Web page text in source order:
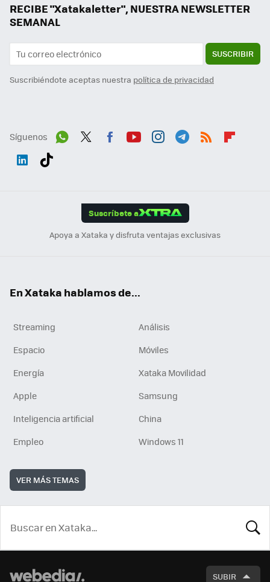
RECIBE "Xatakaletter", NUESTRA NEWSLETTER
SEMANAL
SUSCRIBIR
Suscribiéndote aceptas nuestra política de privacidad
Síguenos
Suscríbete a
Apoya a Xataka y disfruta ventajas exclusivas
En Xataka hablamos de...
Streaming
Análisis
Espacio
Móviles
Energía
Xataka Movilidad
Apple
Samsung
Inteligencia artificial
China
Empleo
Windows 11
VER MÁS TEMAS
SUBIR